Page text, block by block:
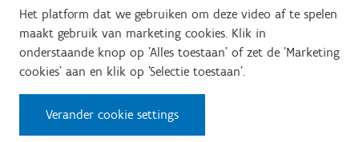
Het platform dat we gebruiken om deze video af te spelen
maakt gebruik van marketing cookies. Klik in
onderstaande knop op 'Alles toestaan' of zet de 'Marketing
cookies' aan en klik op 'Selectie toestaan'.
Verander cookie settings